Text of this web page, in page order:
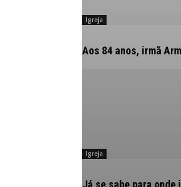
Igreja
Aos 84 anos, irmã
Igreja
Já se sabe para onde